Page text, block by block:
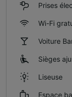
Prises
Wi-Fi
Voiture
Sièges
Liseuse
Espace